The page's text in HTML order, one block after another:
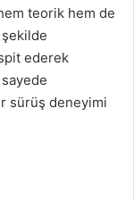
teorik hem de
ederek
sürüş deneyimi